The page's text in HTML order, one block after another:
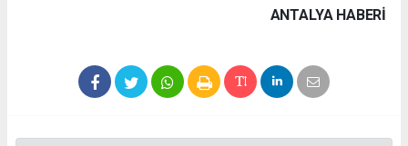
ANTALYA HABERİ